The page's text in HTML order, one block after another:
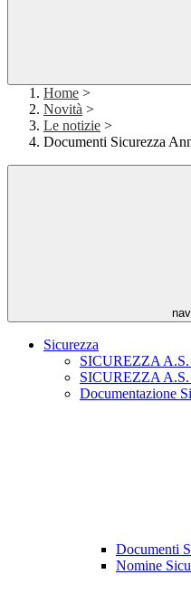
Home >
Novità >
Le notizie >
Documenti Sicurezza
Sicurezza
SICUREZZA A.S.
SICUREZZA A.S.
Documentazione
Documenti
Nomine